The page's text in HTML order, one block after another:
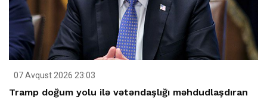
07 Avqust 2026 23:03
Tramp doğum yolu ilə vətəndaşlığı məhdudlaşdıran